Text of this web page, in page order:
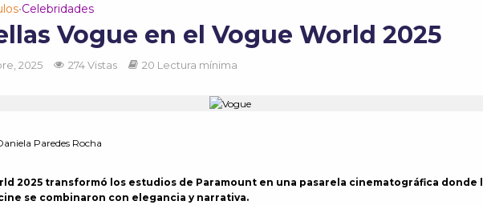
•Celebridades
Vogue en el Vogue World 2025
2025 274 Vistas 20 Lectura mínima
Paredes Rocha
2025 transformó los estudios de Paramount en una pasarela cinematográfica donde
se combinaron con elegancia y narrativa.